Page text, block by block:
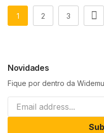
1 2 3
Novidades
Fique por dentro da